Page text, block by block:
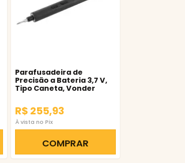
Parafusadeira de
Precisão a Bateria 3,7 V,
Tipo Caneta, Vonder
R$ 255,93
À vista no Pix
COMPRAR